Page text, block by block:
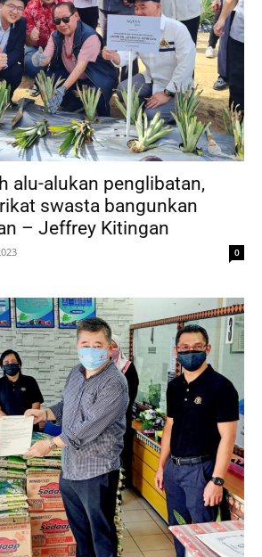
alu-alukan penglibatan,
swasta bangunkan
– Jeffrey Kitingan
0